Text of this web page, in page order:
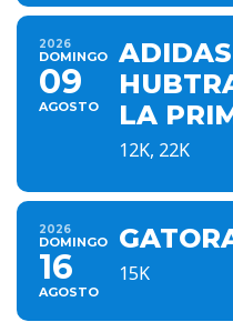
2026
DOMINGO
09
AGOSTO
LA
12K, 22K
2026
DOMINGO
16
AGOSTO
15K